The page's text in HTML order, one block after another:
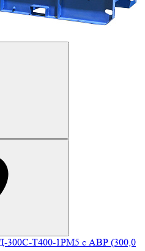
300С-Т400-1РМ5 с АВР (300,0